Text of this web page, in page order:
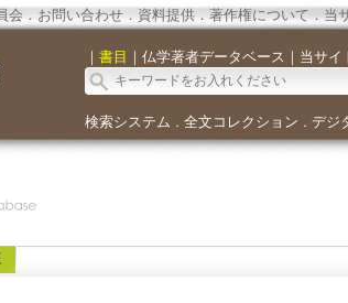
会． お問い合わせ． 資料提供．著作権について．当
｜ 書目 ｜ 仏学著者データベース ｜ 当サイ
検索システム ． 全文コレクション ． デジ